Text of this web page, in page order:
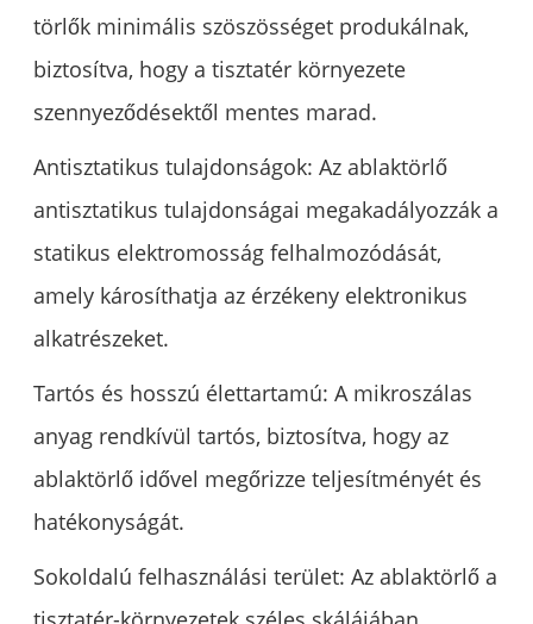
törlők minimális szöszösséget produkálnak,
biztosítva, hogy a tisztatér környezete
szennyeződésektől mentes marad.
Antisztatikus tulajdonságok: Az ablaktörlő
antisztatikus tulajdonságai megakadályozzák a
statikus elektromosság felhalmozódását,
amely károsíthatja az érzékeny elektronikus
alkatrészeket.
Tartós és hosszú élettartamú: A mikroszálas
anyag rendkívül tartós, biztosítva, hogy az
ablaktörlő idővel megőrizze teljesítményét és
hatékonyságát.
Sokoldalú felhasználási terület: Az ablaktörlő a